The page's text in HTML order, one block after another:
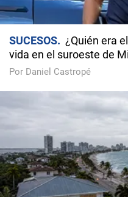
SUCESOS
¿Quién era
vida en el suroeste de
Por Daniel Castropé